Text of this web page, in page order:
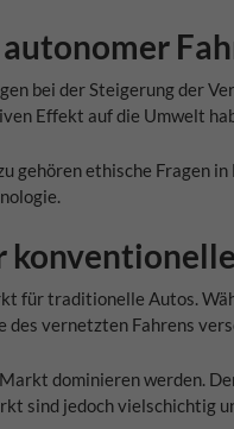
bei der Steigerung der
Effekt auf die Umwelt
gehören ethische Fragen
für traditionelle Autos.
vernetzten Fahrens
dominieren
sind jedoch